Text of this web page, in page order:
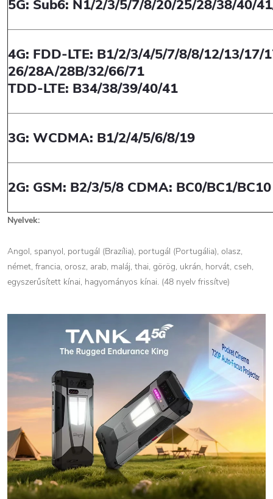
5G: Sub6: N1/2/3/5/7/8/20/25/28/38/40/
4G: FDD-LTE: B1/2/3/4/5/7/8/8/12/13/17/
26/28A/28B/32/66/71
TDD-LTE: B34/38/39/40/41
3G: WCDMA: B1/2/4/5/6/8/19
2G: GSM: B2/3/5/8 CDMA: BC0/BC1/BC10
Nyelvek:
Angol, spanyol, portugál (Brazília), portugál (Portugália), olasz,
német, francia, orosz, arab, maláj, thai, görög, ukrán, horvát, cseh,
egyszerűsített kínai, hagyományos kínai. (48 nyelv frissítve)